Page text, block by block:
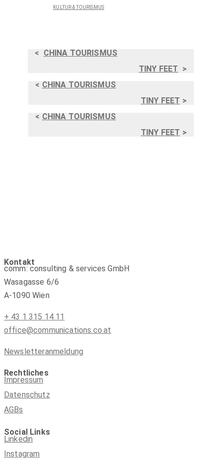
KULTUR & TOURISMUS
< CHINA TOURISMUS
TINY FEET >
< CHINA TOURISMUS
TINY FEET >
< CHINA TOURISMUS
TINY FEET >
Kontakt
comm: consulting & services GmbH
Wasagasse 6/6
A-1090 Wien
+ 43 1 315 14 11
office@communications.co.at
Newsletteranmeldung
Rechtliches
Impressum
Datenschutz
AGBs
Social Links
Linkedin
Instagram